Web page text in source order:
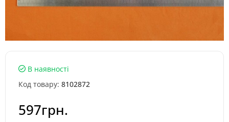
В наявності
Код товару: 8102872
597грн.